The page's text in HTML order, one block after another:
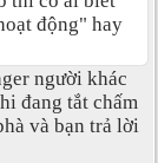
động" hay
người khác
đang tắt chấm
và bạn trả lời